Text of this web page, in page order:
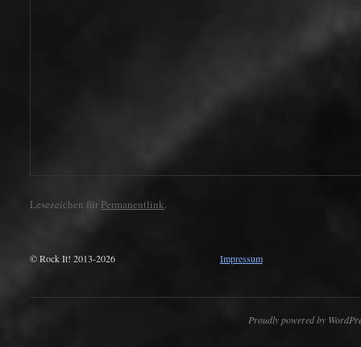
Lesezeichen für Permanentlink.
© Rock It! 2013-2026 Impressum
Proudly powered by